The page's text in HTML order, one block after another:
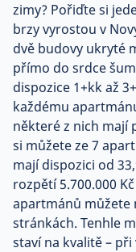
zimy? Pořiďte si
brzy vyrostou v
dvě budovy ukryté
přímo do srdce
dispozice 1+kk až
každému
některé z nich mají
si můžete ze 7
mají dispozici od
rozpětí 5.700.000
apartmánů můžete
stránkách. Tenhle
staví na kvalitě –